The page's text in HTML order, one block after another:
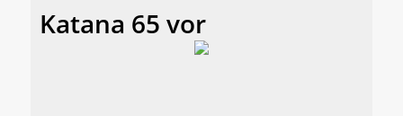
Katana 65 vor